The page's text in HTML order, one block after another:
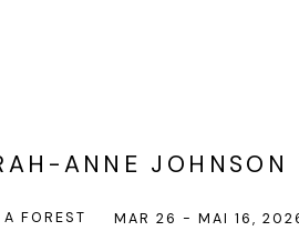
ANNE JOHNSON
FOREST MAR 26 - MAI 16,